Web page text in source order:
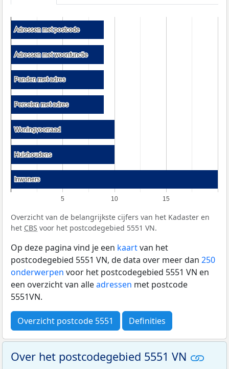
5 10 15
Adressen met postcode
Adressen met postcode
Adressen met woonfunctie
Adressen met woonfunctie
Panden met adres
Panden met adres
Percelen met adres
Percelen met adres
Woningvoorraad
Woningvoorraad
Huishoudens
Huishoudens
Inwoners
Inwoners
Overzicht van de belangrijkste cijfers van het Kadaster en
het CBS voor het postcodegebied 5551 VN.
Op deze pagina vind je een kaartvan het
postcodegebied 5551 VN, de data over meer dan 250
onderwerpen voor het postcodegebied 5551 VN en
een overzicht van alleadressen met postcode
5551VN.
Overzicht postcode 5551 Definities
Over het postcodegebied 5551 VN